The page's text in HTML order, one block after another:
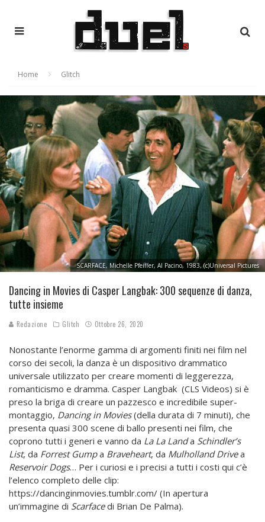
Home Glitch
SCARFACE, Michelle Pfeiffer, Al Pacino, 1983, (c)Universal Pictures
Dancing in Movies di Casper Langbak: 300 sequenze di danza,
tutte insieme
Redazione Glitch Ottobre 26, 2020
Nonostante l’enorme gamma di argomenti finiti nei film nel
corso dei secoli, la danza è un dispositivo drammatico
universale utilizzato per creare momenti di leggerezza,
romanticismo e dramma. Casper Langbak (CLS Videos) si è
preso la briga di creare un pazzesco e incredibile super-
montaggio, Dancing in Movies(della durata di 7 minuti), che
presenta quasi 300 scene di ballo presenti nei film, che
coprono tutti i generi e vanno da La La Landa Schindler’s
List, da Forrest Gumpa Braveheart, da Mulholland Drivea
Reservoir Dogs… Per i curiosi e i precisi a tutti i costi qui c’è
l’elenco completo delle clip:
https://dancinginmovies.tumblr.com/ (In apertura
un’immagine di Scarfacedi Brian De Palma).